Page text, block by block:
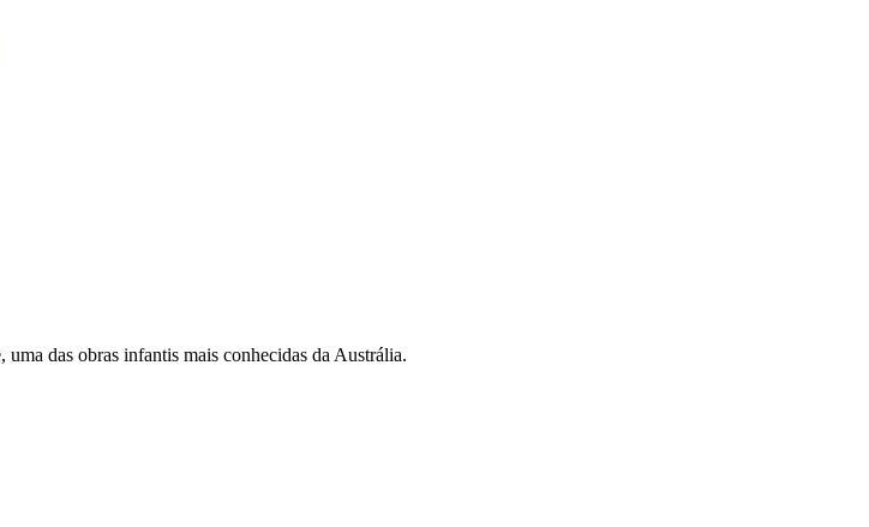
das obras infantis mais conhecidas da Austrália.